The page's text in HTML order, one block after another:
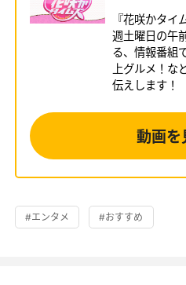
『花咲かタイ
週土曜日の午
る、情報番組
上グルメ！な
伝えします！
動画を
#エンタメ #おすすめ